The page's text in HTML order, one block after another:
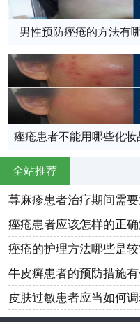
男性预防痤疮的方法有
些？
痤疮患者不能用哪些化妆
全站推荐
荨麻疹患者治疗期间需
痤疮患者应该怎样的正
痤疮的护理方法哪些是
牛皮癣患者的预防措施
皮肤过敏患者应当如何